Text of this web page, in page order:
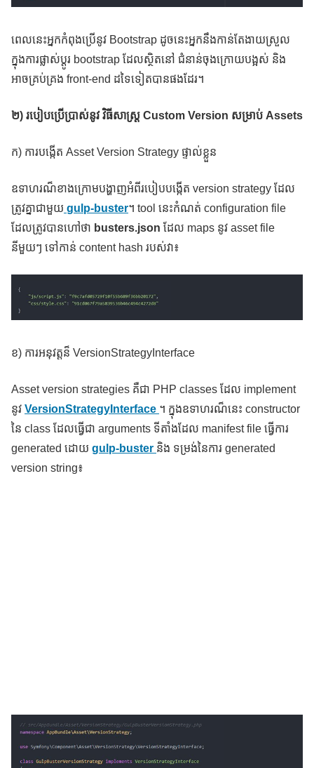
ពេលនេះអ្នកកំពុងប្រើនូវ Bootstrap ដូចនេះអ្នកនឹងកាន់តែងាយស្រួល
ក្នុងការផ្លាស់ប្ដូរ bootstrap ដែលស្ថិតនៅ ជំនាន់ចុងក្រោយបង្អស់ និង
អាចគ្រប់គ្រង front-end ដទៃទៀតបានផងដែរ។
២) របៀបប្រើប្រាស់នូវ វិធីសាស្ត្រ Custom Version សម្រាប់ Assets
ក) ការបង្កើត Asset Version Strategy ផ្ទាល់ខ្លួន
ឧទាហរណ៏ខាងក្រោមបង្ហាញអំពីរបៀបបង្កើត version strategy ដែល
ត្រូវគ្នាជាមួយ gulp-buster។ tool នេះកំណត់ configuration file
ដែលត្រូវបានហៅថា busters.json ដែល maps នូវ asset file
នីមួយៗ ទៅកាន់ content hash របស់វា៖
ខ) ការអនុវត្តន៏ VersionStrategyInterface
Asset version strategies គឺជា PHP classes ដែល implement
នូវ VersionStrategyInterface ។ ក្នុងឧទាហរណ៏នេះ constructor
នៃ class ដែលធ្វើជា arguments ទីតាំងដែល manifest file ធ្វើការ
generated ដោយ gulp-buster និង ទម្រង់នៃការ generated
version string៖